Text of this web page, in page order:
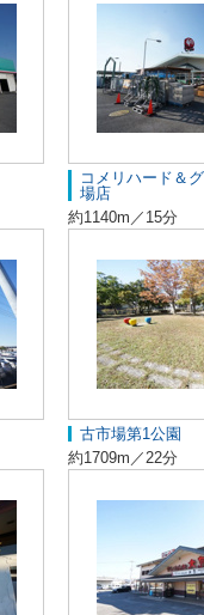
コメリハード＆
場店
約1140m／15分
古市場第1公園
約1709m／22分